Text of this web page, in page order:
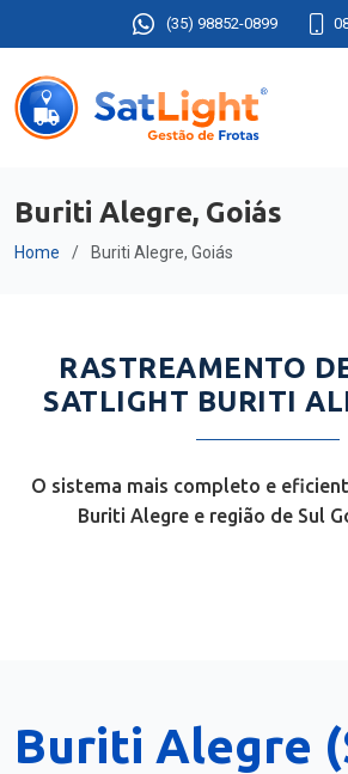
(35) 98852-0899
Buriti Alegre, Goiás
Home Buriti Alegre, Goiás
RASTREAMENTO
SATLIGHT BURITI
O sistema mais completo e
Buriti Alegre e região de Sul
Buriti Alegre